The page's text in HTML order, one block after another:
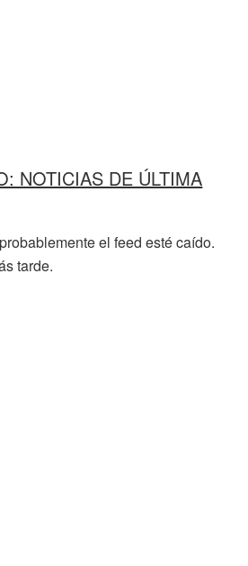
NOTICIAS DE ÚLTIMA
el feed esté caído.
tarde.